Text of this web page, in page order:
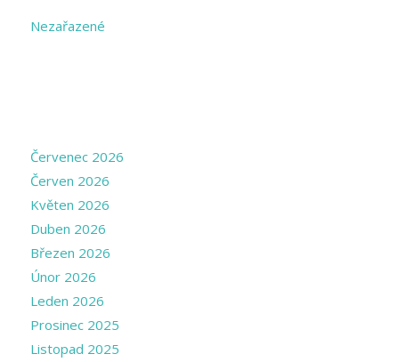
Nezařazené
Červenec 2026
Červen 2026
Květen 2026
Duben 2026
Březen 2026
Únor 2026
Leden 2026
Prosinec 2025
Listopad 2025